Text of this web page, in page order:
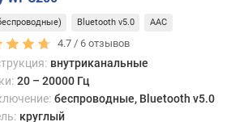
Bluetooth v5.0 AAC
4.7 / 6 отзывов
внутриканальные
20 – 20000 Гц
беспроводные, Bluetooth v5.0
круглый